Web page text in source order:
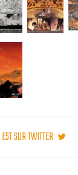
EST SUR TWITTER